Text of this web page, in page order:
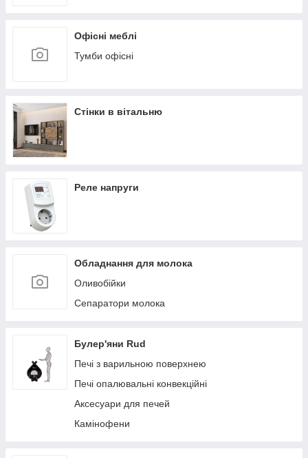
Офісні меблі
Тумби офісні
Стінки в вітальню
Реле напруги
Обладнання для молока
Оливобійки
Сепаратори молока
Булер'яни Rud
Печі з варильною поверхнею
Печі опалювальні конвекційні
Аксесуари для печей
Камінофени